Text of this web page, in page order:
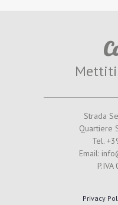
Strada
Quartiere
Tel.
Email:
Privacy